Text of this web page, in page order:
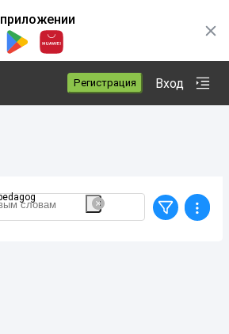
Регистрация Вход